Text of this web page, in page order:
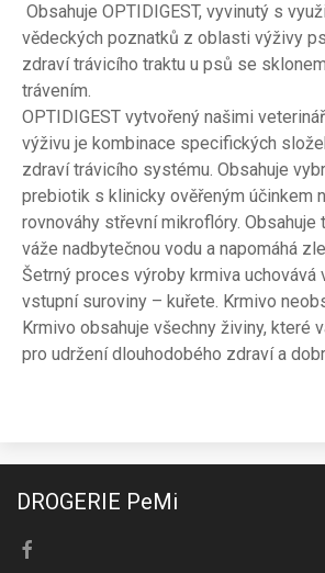
Obsahuje OPTIDIGEST, vyvinutý s
vědeckých poznatků z oblasti výživy
zdraví trávicího traktu u psů se
trávením.
OPTIDIGEST vytvořený našimi
výživu je kombinace specifických
zdraví trávicího systému. Obsahuje
prebiotik s klinicky ověřeným účinkem
rovnováhy střevní mikroflóry. Obsahuje
váže nadbytečnou vodu a napomáhá
Šetrný proces výroby krmiva uchovává
vstupní suroviny – kuřete. Krmivo
Krmivo obsahuje všechny živiny, které
pro udržení dlouhodobého zdraví a
DROGERIE PeMi